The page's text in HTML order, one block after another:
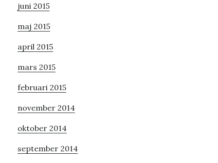
juni 2015
maj 2015
april 2015
mars 2015
februari 2015
november 2014
oktober 2014
september 2014